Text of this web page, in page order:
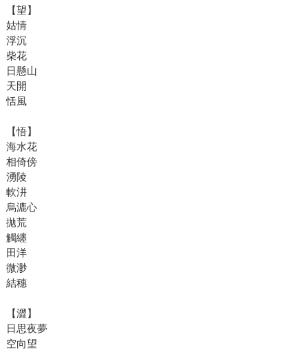
【望】
姑情
浮沉
柴花
日懸山
天開
恬風
【悟】
海水花
相倚傍
湧陵
軟汫
烏漉心
拋荒
觸纏
田洋
微渺
結穗
【澀】
日思夜夢
空向望